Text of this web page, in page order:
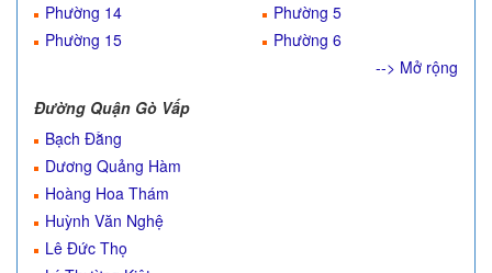
Phường 14
Phường 15
Phường 5
Phường 6
--> Mở rộng
Đường Quận Gò Vấp
Bạch Đằng
Dương Quảng Hàm
Hoàng Hoa Thám
Huỳnh Văn Nghệ
Lê Đức Thọ